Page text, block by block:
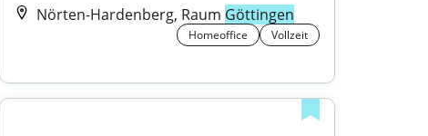
Nörten-Hardenberg, Raum Göttingen
Homeoffice Vollzeit